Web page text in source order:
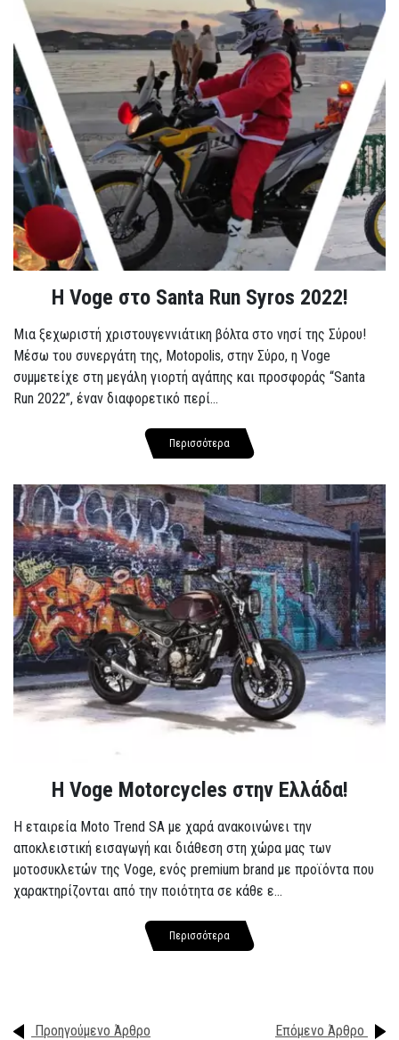
Η Voge στο Santa Run Syros 2022!
Μια ξεχωριστή χριστουγεννιάτικη βόλτα στο νησί της Σύρου!
Μέσω του συνεργάτη της, Motopolis, στην Σύρο, η Voge
συμμετείχε στη μεγάλη γιορτή αγάπης και προσφοράς “Santa
Run 2022”, έναν διαφορετικό περί...
Περισσότερα
H Voge Motorcycles στην Ελλάδα!
Η εταιρεία Moto Trend SA με χαρά ανακοινώνει την
αποκλειστική εισαγωγή και διάθεση στη χώρα μας των
μοτοσυκλετών της Voge, ενός premium brand με προϊόντα που
χαρακτηρίζονται από την ποιότητα σε κάθε ε...
Περισσότερα
Προηγούμενο Άρθρο Επόμενο Άρθρο